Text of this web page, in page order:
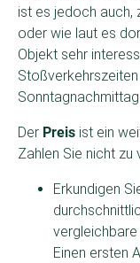
ist es jedoch auch,
oder wie laut es
Objekt sehr
Sonntagnachmittag.
Der Preis ist ein
Zahlen Sie nicht zu
Erkundigen
vergleichbare
Einen ersten